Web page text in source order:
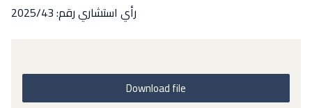
رأي استشاري رقم: 2025/43
Download file